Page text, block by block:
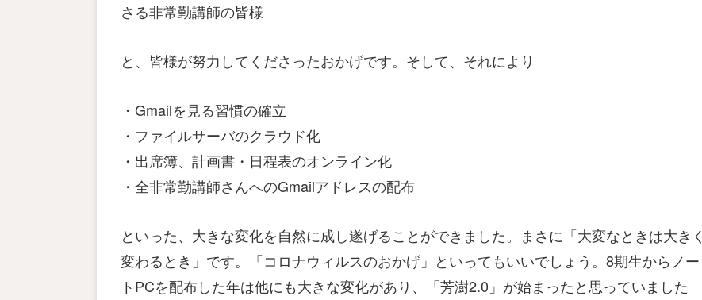
さる非常勤講師の皆様
と、皆様が努力してくださったおかげです。そして、それにより
・Gmailを見る習慣の確立
・ファイルサーバのクラウド化
・出席簿、計画書・日程表のオンライン化
・全非常勤講師さんへのGmailアドレスの配布
といった、大きな変化を自然に成し遂げることができました。まさに「大変なときは大きく
変わるとき」です。「コロナウィルスのおかげ」といってもいいでしょう。8期生からノー
トPCを配布した年は他にも大きな変化があり、「芳澍2.0」が始まったと思っていました